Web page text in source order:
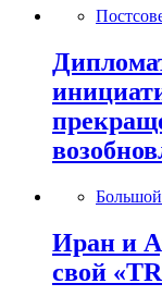
Иран и
свой